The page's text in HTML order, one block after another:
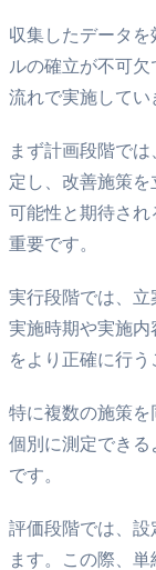
収集したデータ
ルの確立が不可
流れで実施してい
まず計画段階で
定し、改善施策
可能性と期待さ
重要です。
実行段階では、立
実施時期や実施
をより正確に行う
特に複数の施策を
個別に測定でき
です。
評価段階では、
ます。この際、